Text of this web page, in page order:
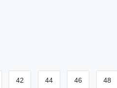
42 44 46 48